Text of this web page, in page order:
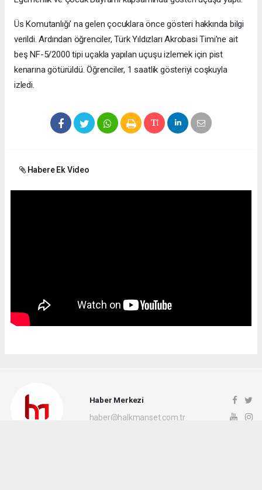
Üs Komutanlığı' na gelen çocuklara önce gösteri hakkında bilgi
verildi. Ardından öğrenciler, Türk Yıldızları Akrobasi Timi’ne ait
beş NF-5/2000 tipi uçakla yapılan uçuşu izlemek için pist
kenarına götürüldü. Öğrenciler, 1 saatlik gösteriyi coşkuyla
izledi.
Habere Ek Video
Haber Merkezi
haber@halkmanset.com.tr